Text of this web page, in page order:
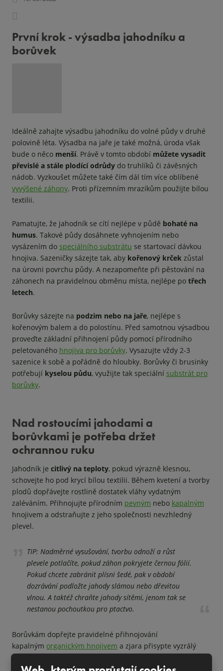
První krok - výsadba jahodníku a
borůvek
Ideálně zahajte výsadbu jahodníku do volné půdy v druhé
polovině léta. Výsadba na jaře je také možná, úroda však
bude o něco menší. Právě v tomto období můžete vysadit
převislé a stále plodící odrůdy do truhlíků či závěsných
nádob. Vyzkoušet můžete také čím dál tím více oblíbené
vyvýšené záhony. Proti přízemním mrazíkům použijte bílou
textilii.
Pamatujte, že jahodník se cítí nejlépe v půdě bohaté na
humus. Takové půdy dosáhnete vyhnojením nebo
vysázením do speciálního substrátu se startovací dávkou
hnojiva. Sazeničky sázejte tak, aby kořenový krček zůstal
na úrovni povrchu půdy. A nezapomeňte při pěstování na
záhonech na pravidelnou obměnu místa, nejlépe po třech
letech.
Borůvky sázejte na podzim nebo na jaře, nejlépe s
kořenovým balem a do polostínu. Před samotnou výsadbou
proveďte základní přihnojení půdy pomocí přírodního
peletovaného hnojiva pro borůvky. Vysazujte vždy 2-3
sazenice k sobě a pořádně do hloubky. Borůvky či brusinky
potřebují kyselou půdu, využijte tak speciální substrát pro
borůvky.
Nad rostoucími jahodami a
borůvkami je potřeba držet
ochrannou ruku
Jahodník je citlivý na teploty, pokud výrazně klesnou,
schovejte ho pod krycí bílou textilii. Během kvetení a tvorby
plodů dopřávejte rostlině dostatek vláhy vydatným
zaléváním. Přihnojujte přírodním pevným nebo kapalným
hnojivem a odstraňujte z jeho společnosti nevzhledný
plevel.
TIP: Nadměrné vysušování, tvorbu odnoží a růst
plevele potlačíte, pokud záhon pokryjete černou fólií.
Pokud chcete zabránit plísni šedé, pak v období
dozrávání podložte jahody slámou nebo dřevitou
vlnou. A taktéž chraňte jahody sítěmi, jenom tak se
nestanou pochoutkou pro ptactvo.
Borůvkám dopřejte pravidelné přihnojování
kapalným organickým hnojivem a zjara přisypte vyzrálý
kompost. Protože si borůvky hoví v kyselé půdě, využívejte k
okyselení půdy speciálnísubstrát pro borůvky, rašelinu